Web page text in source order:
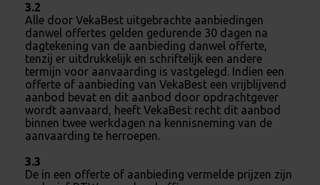
3.2
Alle door VekaBest uitgebrachte aanbiedingen
danwel offertes gelden gedurende 30 dagen na
dagtekening van de aanbieding danwel offerte,
tenzij er uitdrukkelijk en schriftelijk een andere
termijn voor aanvaarding is vastgelegd. Indien een
offerte of aanbieding van VekaBest een vrijblijvend
aanbod bevat en dit aanbod door opdrachtgever
wordt aanvaard, heeft VekaBest recht dit aanbod
binnen twee werkdagen na kennisneming van de
aanvaarding te herroepen.
3.3
De in een offerte of aanbieding vermelde prijzen zijn